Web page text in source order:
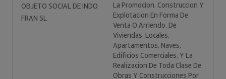
OBJETO SOCIAL DE INDO
FRAN SL
La Promocion, Construccion Y
Explotacion En Forma De
Venta O Arriendo, De
Viviendas, Locales,
Apartamentos, Naves,
Edificios Comerciales, Y La
Realizacion De Toda Clase De
Obras Y Construcciones Por